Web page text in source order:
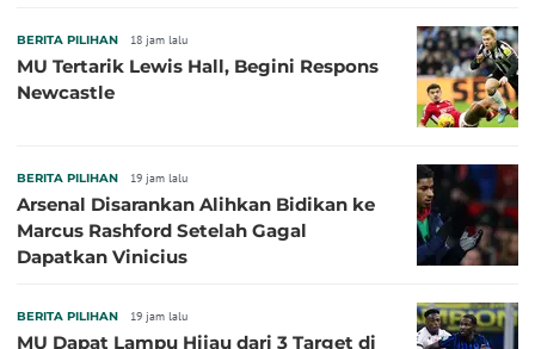
BERITA PILIHAN 18 jam lalu
MU Tertarik Lewis Hall, Begini Respons
Newcastle
BERITA PILIHAN 19 jam lalu
Arsenal Disarankan Alihkan Bidikan ke
Marcus Rashford Setelah Gagal
Dapatkan Vinicius
BERITA PILIHAN 19 jam lalu
MU Dapat Lampu Hijau dari 3 Target di